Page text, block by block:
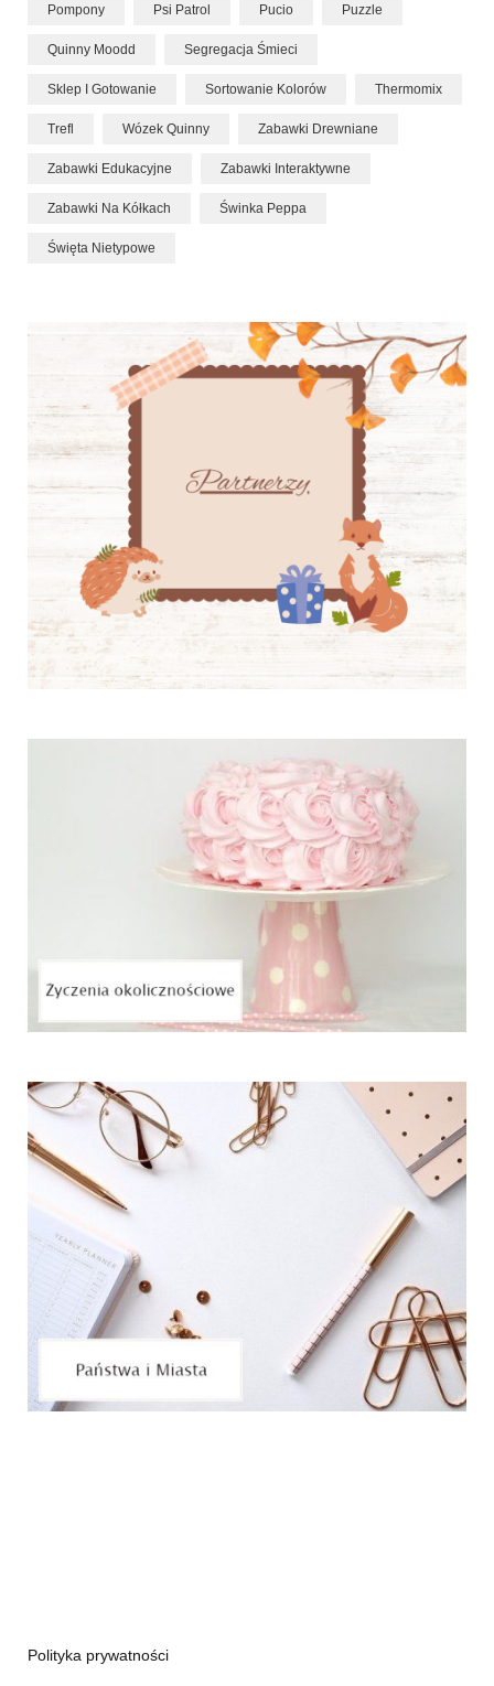
Pompony Psi Patrol Pucio Puzzle
Quinny Moodd Segregacja Śmieci
Sklep I Gotowanie Sortowanie Kolorów Thermomix
Trefl Wózek Quinny Zabawki Drewniane
Zabawki Edukacyjne Zabawki Interaktywne
Zabawki Na Kółkach Świnka Peppa
Święta Nietypowe
Polityka prywatności